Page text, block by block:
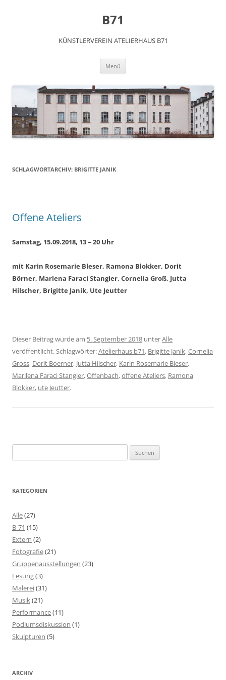
B71
KÜNSTLERVEREIN ATELIERHAUS B71
Menü
SCHLAGWORTARCHIV: BRIGITTE JANIK
Offene Ateliers
Samstag, 15.09.2018, 13 – 20 Uhr
mit Karin Rosemarie Bleser, Ramona Blokker, Dorit
Börner, Marlena Faraci Stangier, Cornelia Groß, Jutta
Hilscher, Brigitte Janik, Ute Jeutter
Dieser Beitrag wurde am 5. September 2018 unterAlle
veröffentlicht. Schlagwörter:Atelierhaus b71, Brigitte Janik,Cornelia
Gross, Dorit Boerner, Jutta Hilscher, Karin Rosemarie Bleser,
Marilena Faraci Stangier,Offenbach,offene Ateliers, Ramona
Blokker, ute Jeutter.
nach:
KATEGORIEN
Alle(27)
B-71 (15)
Extern (2)
Fotografie(21)
Gruppenausstellungen (23)
Lesung(3)
Malerei(31)
Musik(21)
Performance(11)
Podiumsdiskussion (1)
Skulpturen (5)
ARCHIV